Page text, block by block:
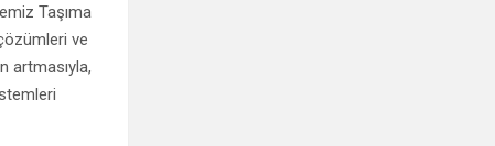
Taşıma
ve
artmasıyla,